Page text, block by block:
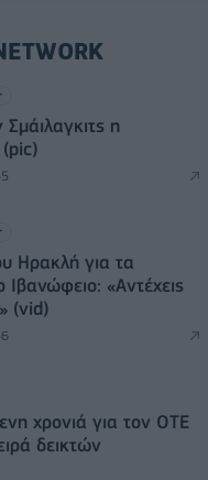
η
(pic)
Ηρακλή για τα
Ιβανώφειο: «Αντέχεις
(vid)
χρονιά για τον ΟΤΕ
δεικτών